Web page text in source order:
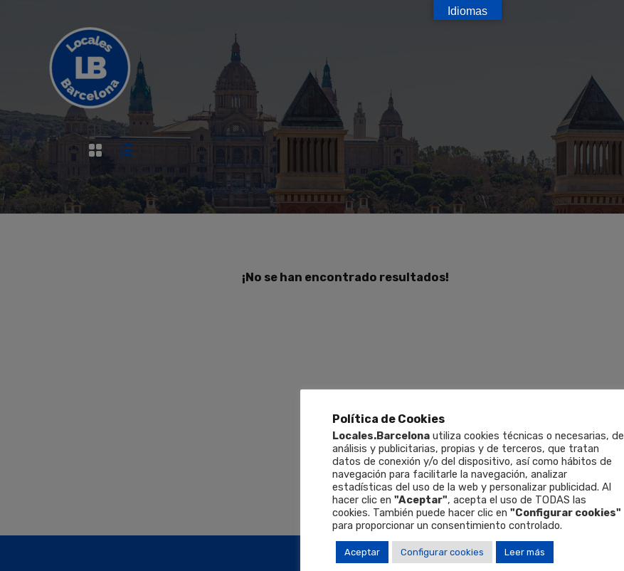
¡No se han encontrado resultados!
Política de Cookies
Locales.Barcelona utiliza cookies técnicas o necesarias, de
análisis y publicitarias, propias y de terceros, que tratan
datos de conexión y/o del dispositivo, así como hábitos de
navegación para facilitarle la navegación, analizar
estadísticas del uso de la web y personalizar publicidad. Al
hacer clic en "Aceptar", acepta el uso de TODAS las
cookies. También puede hacer clic en "Configurar cookies"
para proporcionar un consentimiento controlado.
Aceptar Configurar cookies Leer más
Idiomas